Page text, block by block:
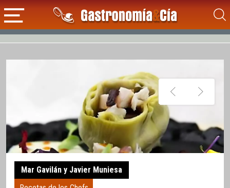
Mar Gavilán y Javier Muniesa